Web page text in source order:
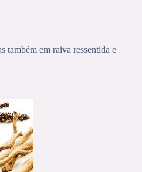
também em raiva ressentida e